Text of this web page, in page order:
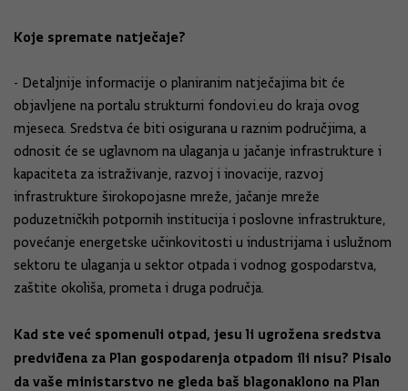
Koje spremate natječaje?
- Detaljnije informacije o planiranim natječajima bit će
objavljene na portalu strukturni fondovi.eu do kraja ovog
mjeseca. Sredstva će biti osigurana u raznim područjima, a
odnosit će se uglavnom na ulaganja u jačanje infrastrukture i
kapaciteta za istraživanje, razvoj i inovacije, razvoj
infrastrukture širokopojasne mreže, jačanje mreže
poduzetničkih potpornih institucija i poslovne infrastrukture,
povećanje energetske učinkovitosti u industrijama i uslužnom
sektoru te ulaganja u sektor otpada i vodnog gospodarstva,
zaštite okoliša, prometa i druga područja.
Kad ste već spomenuli otpad, jesu li ugrožena sredstva
predviđena za Plan gospodarenja otpadom ili nisu? Pisalo
da vaše ministarstvo ne gleda baš blagonaklono na Plan